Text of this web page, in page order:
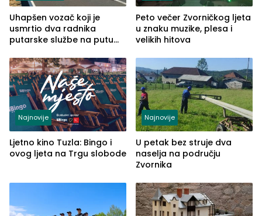
Uhapšen vozač koji je
usmrtio dva radnika
putarske službe na putu
(FOTO)
Peto večer Zvorničkog ljeta
u znaku muzike, plesa i
velikih hitova
Najnovije
Ljetno kino Tuzla: Bingo i
ovog ljeta na Trgu slobode
Najnovije
U petak bez struje dva
naselja na području
Zvornika